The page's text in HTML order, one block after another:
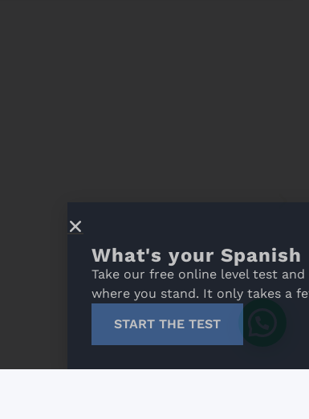
What's your Spanish level?
Take our free online level test and discover
where you stand. It only takes a few minutes!
START THE TEST